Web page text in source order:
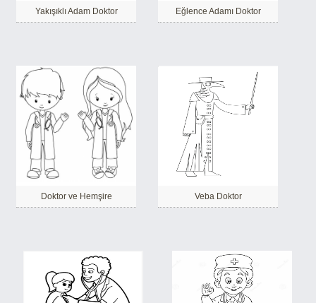
Yakışıklı Adam Doktor Eğlence Adamı Doktor
Doktor ve Hemşire Veba Doktor